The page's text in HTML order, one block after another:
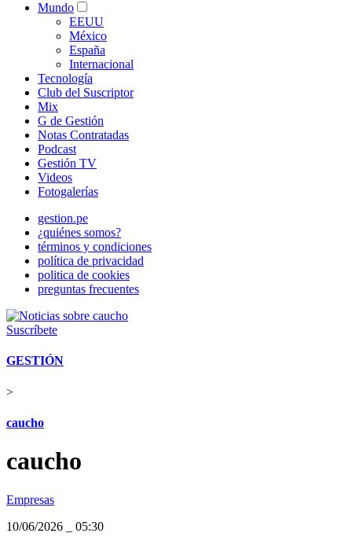
Mundo
EEUU
México
España
Internacional
Tecnología
Club del Suscriptor
Mix
G de Gestión
Notas Contratadas
Podcast
Gestión TV
Videos
Fotogalerías
gestion.pe
¿quiénes somos?
términos y condiciones
política de privacidad
politica de cookies
preguntas frecuentes
Suscríbete
GESTIÓN
>
caucho
caucho
Empresas
10/06/2026
05:30